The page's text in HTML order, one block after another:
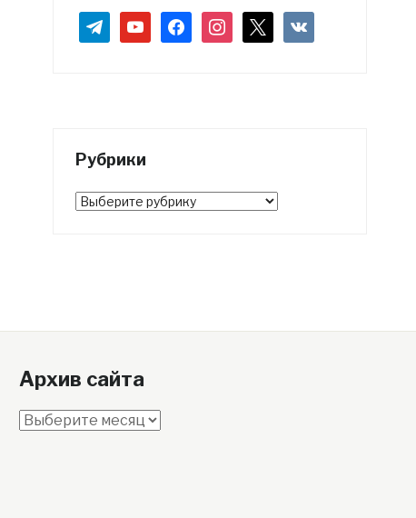
telegramyoutubefacebookinstagram vkontakte
Рубрики
Рубрики
Архив сайта
Архив